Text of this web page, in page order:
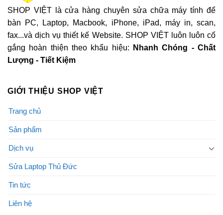
SHOP VIỆT là cửa hàng chuyên sửa chữa máy tính để
bàn PC, Laptop, Macbook, iPhone, iPad, máy in, scan,
fax...và dịch vụ thiết kế Website. SHOP VIỆT luôn luôn cố
gắng hoàn thiện theo khẩu hiệu:
Nhanh Chóng - Chất
Lượng - Tiết Kiệm
GIỚI THIỆU SHOP VIỆT
Trang chủ
Sản phẩm
Dịch vụ
Sửa Laptop Thủ Đức
Tin tức
Liên hệ